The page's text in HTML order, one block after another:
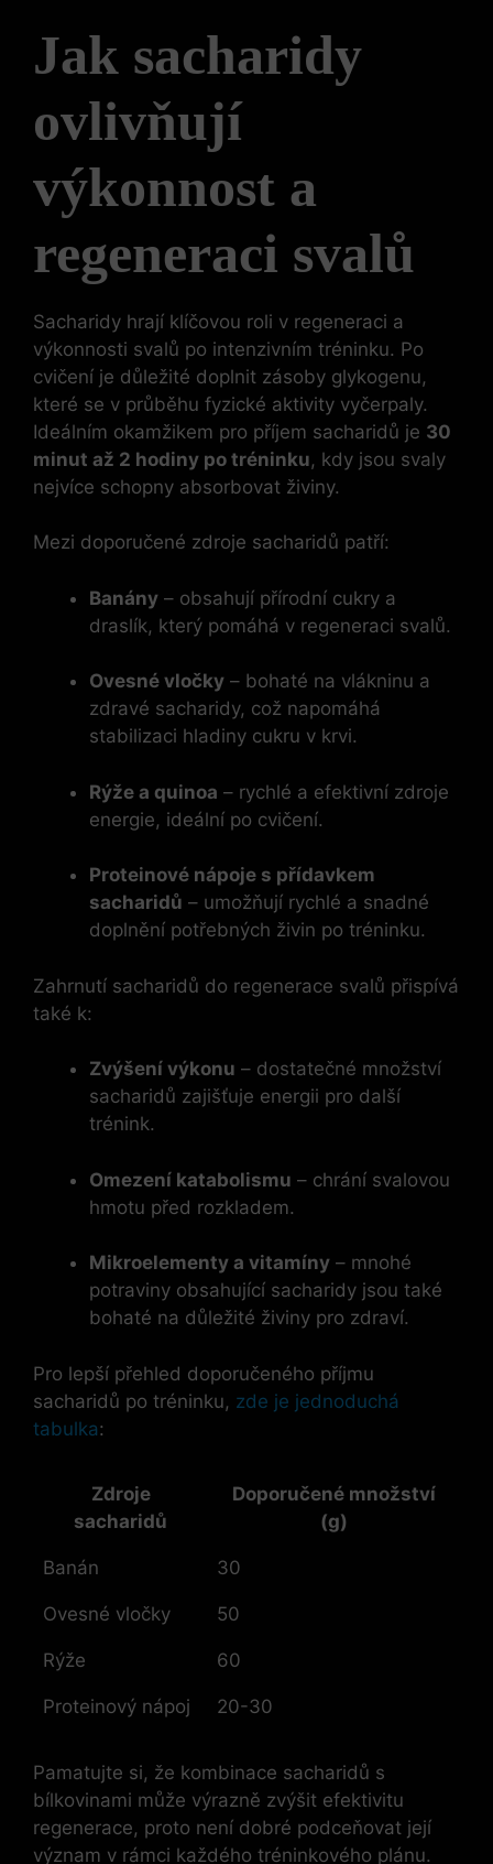
Jak sacharidy
ovlivňují
výkonnost a
regeneraci svalů
Sacharidy hrají klíčovou roli v regeneraci a
výkonnosti svalů po intenzivním tréninku. Po
cvičení je důležité doplnit zásoby glykogenu,
které se v průběhu fyzické aktivity vyčerpaly.
Ideálním okamžikem pro příjem sacharidů je 30
minut až 2 hodiny po tréninku, kdy jsou svaly
nejvíce schopny absorbovat živiny.
Mezi doporučené zdroje sacharidů patří:
Banány – obsahují přírodní cukry a
draslík, který pomáhá v regeneraci svalů.
Ovesné vločky – bohaté na vlákninu a
zdravé sacharidy, což napomáhá
stabilizaci hladiny cukru v krvi.
Rýže a quinoa – rychlé a efektivní zdroje
energie, ideální po cvičení.
Proteinové nápoje s přídavkem
sacharidů – umožňují rychlé a snadné
doplnění potřebných živin po tréninku.
Zahrnutí sacharidů do regenerace svalů přispívá
také k:
Zvýšení výkonu – dostatečné množství
sacharidů zajišťuje energii pro další
trénink.
Omezení katabolismu – chrání svalovou
hmotu před rozkladem.
Mikroelementy a vitamíny – mnohé
potraviny obsahující sacharidy jsou také
bohaté na důležité živiny pro zdraví.
Pro lepší přehled doporučeného příjmu
sacharidů po tréninku, zde je jednoduchá
tabulka:
Zdroje
sacharidů
Doporučené množství
(g)
Banán 30
Ovesné vločky 50
Rýže 60
Proteinový nápoj 20-30
Pamatujte si, že kombinace sacharidů s
bílkovinami může výrazně zvýšit efektivitu
regenerace, proto není dobré podceňovat její
význam v rámci každého tréninkového plánu.